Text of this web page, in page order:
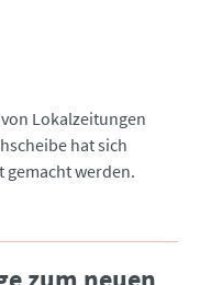
Lokalzeitungen
hat sich
werden.